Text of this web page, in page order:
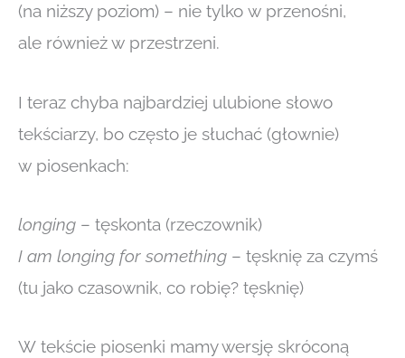
(na niższy poziom) – nie tylko w przenośni,
ale również w przestrzeni.
I teraz chyba najbardziej ulubione słowo
tekściarzy, bo często je słuchać (głownie)
w piosenkach:
longing – tęskonta (rzeczownik)
I am longing for something – tęsknię za czymś
(tu jako czasownik, co robię? tęsknię)
W tekście piosenki mamy wersję skróconą